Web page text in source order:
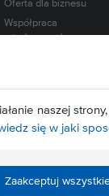
Oferta dla biznesu
Współpraca
międzynarodowa
naszej
się w jaki
Zaakceptuj